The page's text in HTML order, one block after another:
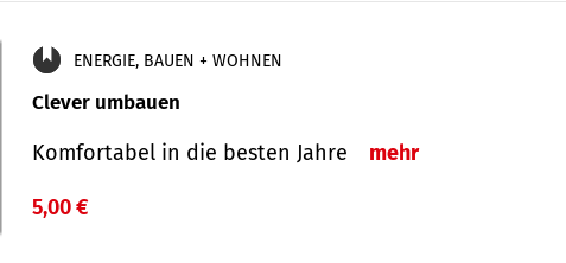
ENERGIE, BAUEN + WOHNEN
Clever umbauen
Komfortabel in die besten Jahre mehr
5,00 €